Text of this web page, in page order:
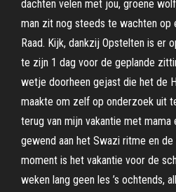
dachten velen met jou, groene
man zit nog steeds te wachten op
Raad. Kijk, dankzij Opstelten is er
te zijn 1 dag voor de geplande
wetje doorheen gejast die het de
maakte om zelf op onderzoek uit
terug van mijn vakantie met mama
gewend aan het Swazi ritme en
moment is het vakantie voor de
weken lang geen les ’s ochtends,